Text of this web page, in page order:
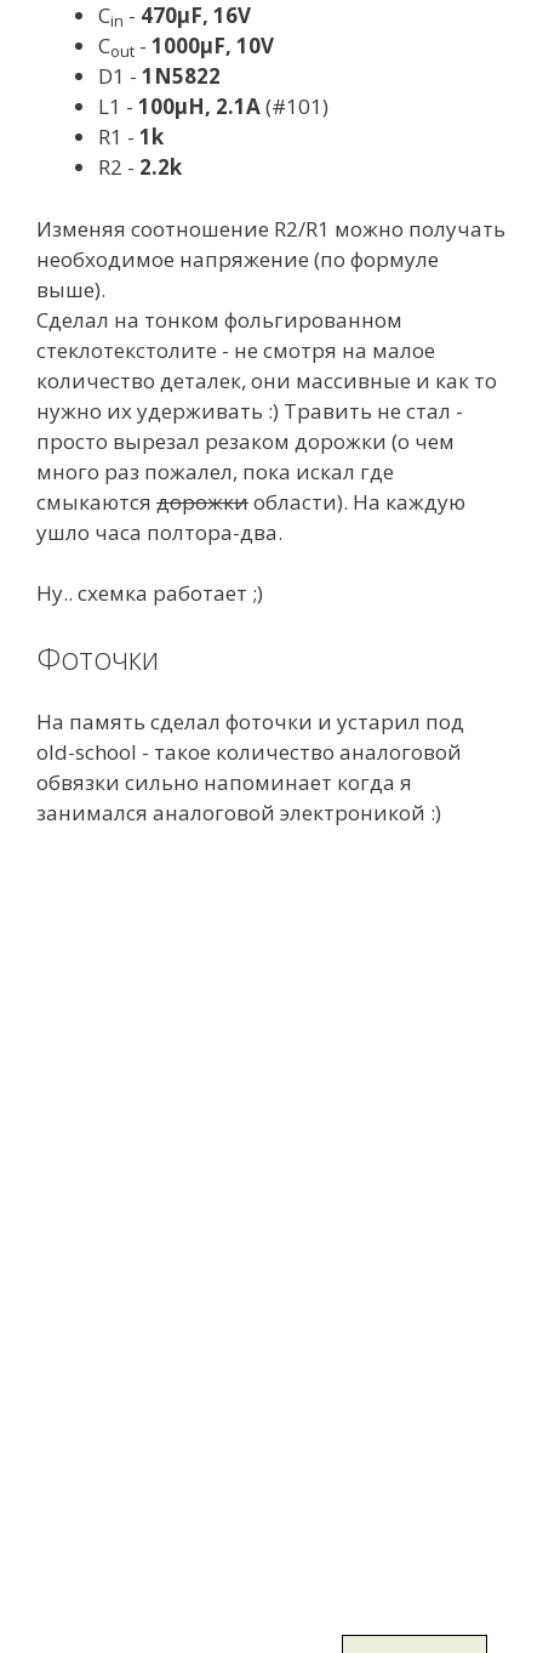
Cin - 470µF, 16V
Cout - 1000µF, 10V
D1 - 1N5822
L1 - 100µH, 2.1A(#101)
R1 - 1k
R2 - 2.2k
Изменяя соотношение R2/R1 можно получать
необходимое напряжение (по формуле
выше).
Сделал на тонком фольгированном
стеклотекстолите - не смотря на малое
количество деталек, они массивные и как то
нужно их удерживать :) Травить не стал -
просто вырезал резаком дорожки (о чем
много раз пожалел, пока искал где
смыкаются дорожкиобласти). На каждую
ушло часа полтора-два.
Ну.. схемка работает ;)
Фоточки
На память сделал фоточки и устарил под
old-school - такое количество аналоговой
обвязки сильно напоминает когда я
занимался аналоговой электроникой :)